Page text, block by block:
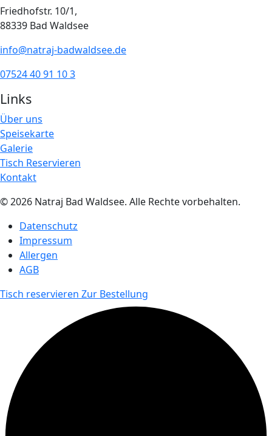
Friedhofstr. 10/1,
88339 Bad Waldsee
info@natraj-badwaldsee.de
07524 40 91 10 3
Links
Über uns
Speisekarte
Galerie
Tisch Reservieren
Kontakt
© 2026 Natraj Bad Waldsee. Alle Rechte vorbehalten.
Datenschutz
Impressum
Allergen
AGB
Tisch reservieren Zur Bestellung